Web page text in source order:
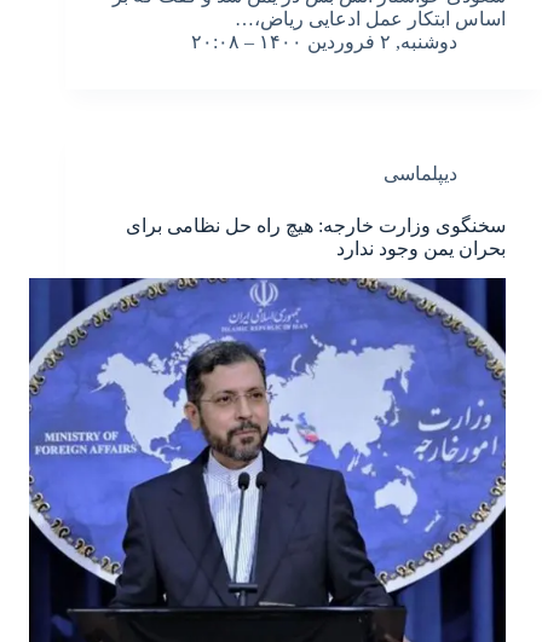
اساس ابتکار عمل ادعایی ریاض،…
دوشنبه, ۲ فروردین ۱۴۰۰ – ۲۰:۰۸
دیپلماسی
سخنگوی وزارت خارجه: هیچ راه حل نظامی برای
بحران یمن وجود ندارد